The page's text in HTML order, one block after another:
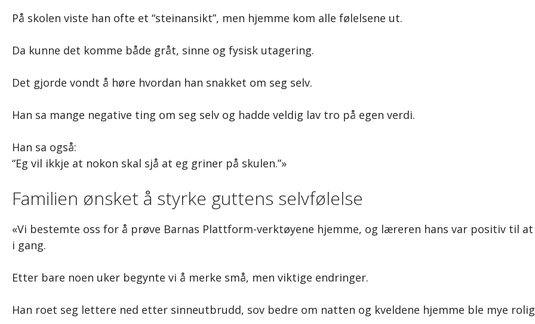
På skolen viste han ofte et “steinansikt”, men hjemme kom alle følelsene ut.
Da kunne det komme både gråt, sinne og fysisk utagering.
Det gjorde vondt å høre hvordan han snakket om seg selv.
Han sa mange negative ting om seg selv og hadde veldig lav tro på egen verdi.
Han sa også:
“Eg vil ikkje at nokon skal sjå at eg griner på skulen.”»
Familien ønsket å styrke guttens selvfølelse
«Vi bestemte oss for å prøve Barnas Plattform-verktøyene hjemme, og læreren hans var positiv til
i gang.
Etter bare noen uker begynte vi å merke små, men viktige endringer.
Han roet seg lettere ned etter sinneutbrudd, sov bedre om natten og kveldene hjemme ble mye